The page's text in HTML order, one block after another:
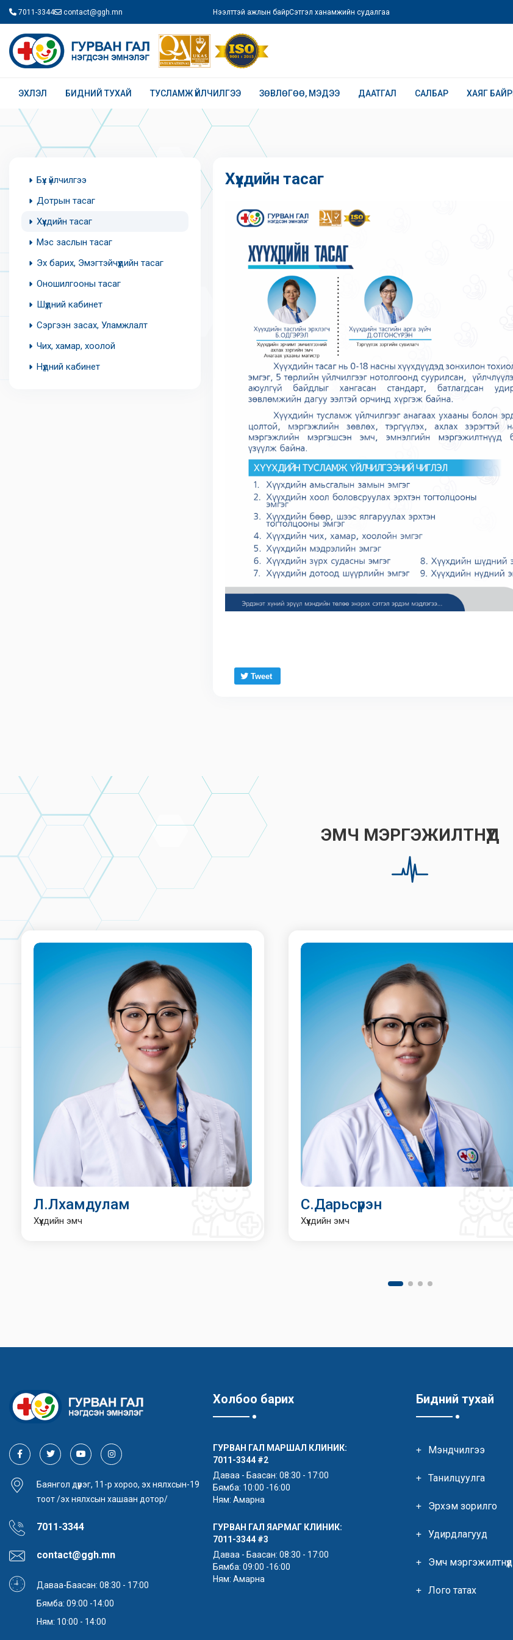
7011-3344 contact@ggh.mn Нээлттэй ажлын байрСэтгэл ханамжийн судалгаа
ЭХЛЭЛ БИДНИЙ ТУХАЙ ТУСЛАМЖ ҮЙЛЧИЛГЭЭ ЗӨВЛӨГӨӨ, МЭДЭЭ ДААТГАЛ САЛБАР ХАЯГ
Хүүхдийн тасаг
Tweet
Бүх үйлчилгээ
Дотрын тасаг
Хүүхдийн тасаг
Мэс заслын тасаг
Эх барих, Эмэгтэйчүүдийн тасаг
Оношилгооны тасаг
Шүдний кабинет
Сэргээн засах, Уламжлалт
Чих, хамар, хоолой
Нүдний кабинет
ЭМЧ МЭРГЭЖИЛТНҮҮД
Л.Лхамдулам
Хүүхдийн эмч
С.Дарьсүрэн
Хүүхдийн эмч
Баянгол дүүрэг, 11-р хороо, эх нялхсын-19
тоот /эх нялхсын хашаан дотор/
7011-3344
contact@ggh.mn
Даваа-Баасан: 08:30 - 17:00
Бямба: 09:00 -14:00
Ням: 10:00 - 14:00
Холбоо барих
ГУРВАН ГАЛ МАРШАЛ КЛИНИК:
7011-3344#2
Даваа - Баасан: 08:30 - 17:00
Бямба: 10:00 -16:00
Ням: Амарна
ГУРВАН ГАЛ ЯАРМАГ КЛИНИК:
7011-3344#3
Даваа - Баасан: 08:30 - 17:00
Бямба: 09:00 -16:00
Ням: Амарна
Бидний тухай
Мэндчилгээ
Танилцуулга
Эрхэм зорилго
Удирдлагууд
Эмч мэргэжилтнүүд
Лого татах